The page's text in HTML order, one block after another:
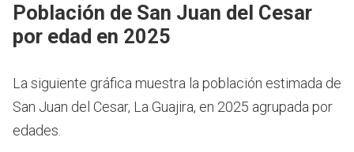
Población de San Juan del Cesar
por edad en 2025
La siguiente gráfica muestra la población estimada de
San Juan del Cesar, La Guajira, en 2025 agrupada por
edades.